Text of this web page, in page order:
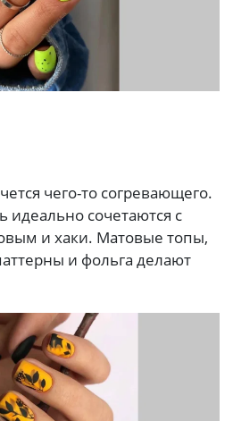
чего-то согревающего.
идеально сочетаются с
и хаки. Матовые топы,
и фольга делают